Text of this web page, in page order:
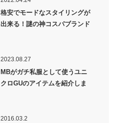
格安でモードなスタイリングが
出来る！謎の神コスパブランド
に！】
2023.08.27
MBがガチ私服として使うユニ
クロGUのアイテムを紹介しま
2016.03.2